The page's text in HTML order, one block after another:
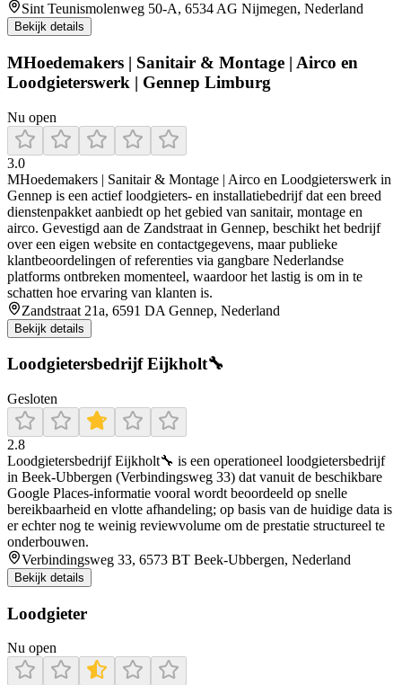
Sint Teunismolenweg 50-A, 6534 AG Nijmegen, Nederland
Bekijk details
MHoedemakers | Sanitair & Montage | Airco en
Loodgieterswerk | Gennep Limburg
Nu open
3.0
MHoedemakers | Sanitair & Montage | Airco en Loodgieterswerk in
Gennep is een actief loodgieters- en installatiebedrijf dat een breed
dienstenpakket aanbiedt op het gebied van sanitair, montage en
airco. Gevestigd aan de Zandstraat in Gennep, beschikt het bedrijf
over een eigen website en contactgegevens, maar publieke
klantbeoordelingen of referenties via gangbare Nederlandse
platforms ontbreken momenteel, waardoor het lastig is om in te
schatten hoe ervaring van klanten is.
Zandstraat 21a, 6591 DA Gennep, Nederland
Bekijk details
Loodgietersbedrijf Eijkholt🔧
Gesloten
2.8
Loodgietersbedrijf Eijkholt🔧 is een operationeel loodgietersbedrijf
in Beek-Ubbergen (Verbindingsweg 33) dat vanuit de beschikbare
Google Places-informatie vooral wordt beoordeeld op snelle
bereikbaarheid en vlotte afhandeling; op basis van de huidige data is
er echter nog te weinig reviewvolume om de prestatie structureel te
onderbouwen.
Verbindingsweg 33, 6573 BT Beek-Ubbergen, Nederland
Bekijk details
Loodgieter
Nu open